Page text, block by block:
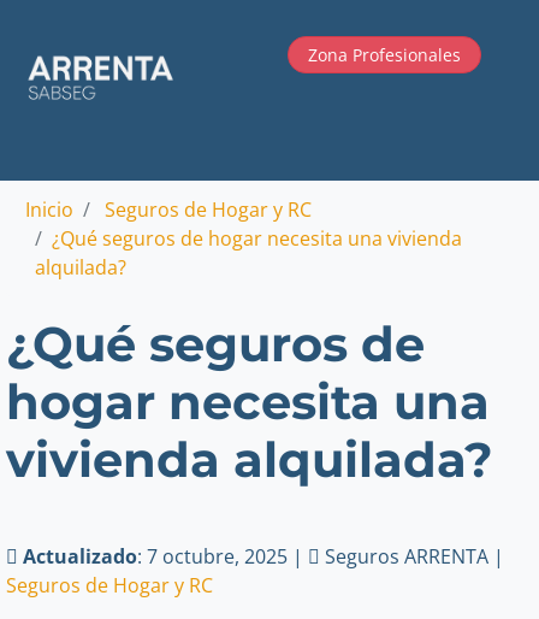
Zona Profesionales
Inicio
Seguros de Hogar y RC
¿Qué seguros de hogar necesita una vivienda
alquilada?
¿Qué seguros de
hogar necesita una
vivienda alquilada?
Actualizado: 7 octubre, 2025 |
Seguros ARRENTA |
Seguros de Hogar y RC